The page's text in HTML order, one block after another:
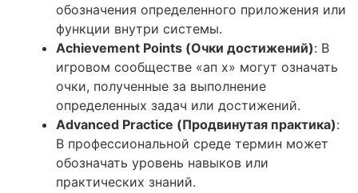
обозначения определенного приложения или
функции внутри системы.
Achievement Points (Очки достижений): В
игровом сообществе «ап х» могут означать
очки, полученные за выполнение
определенных задач или достижений.
Advanced Practice (Продвинутая практика):
В профессиональной среде термин может
обозначать уровень навыков или
практических знаний.